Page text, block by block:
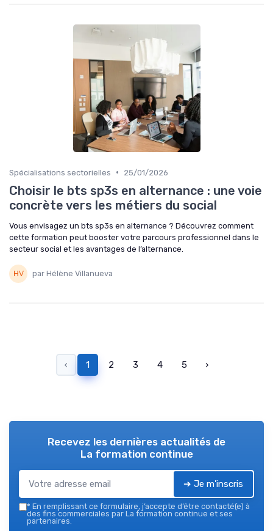
Spécialisations sectorielles • 25/01/2026
Choisir le bts sp3s en alternance : une voie
concrète vers les métiers du social
Vous envisagez un bts sp3s en alternance ? Découvrez comment
cette formation peut booster votre parcours professionnel dans le
secteur social et les avantages de l’alternance.
par Hélène Villanueva
‹ 1 2 3 4 5 ›
Recevez les dernières actualités de
La formation continue
➔ Je m'inscris
* En remplissant ce formulaire, j’accepte d’être contacté(e) à
des fins commerciales par La formation continue et ses
partenaires.